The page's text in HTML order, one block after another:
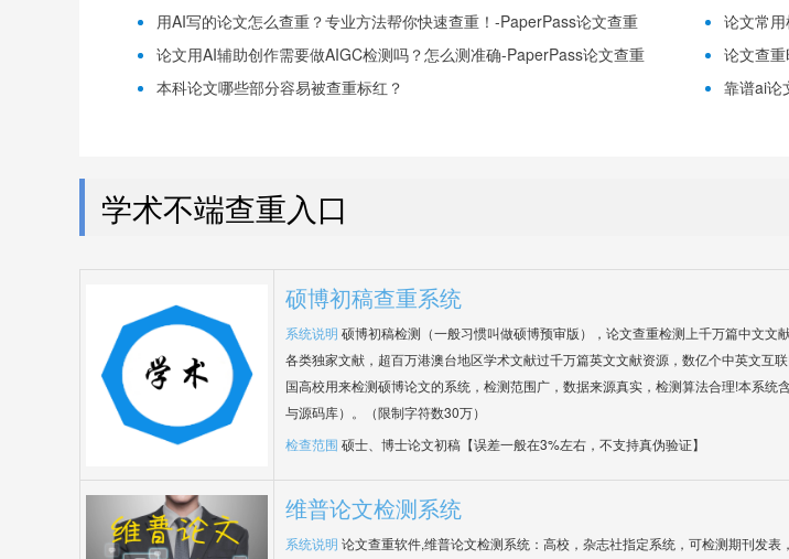
用AI写的论文怎么查重？专业方法帮你快速查重！-PaperPass论文查重
论文常
论文用AI辅助创作需要做AIGC检测吗？怎么测准确-PaperPass论文查重
论文查
本科论文哪些部分容易被查重标红？
靠谱ai论
学术不端查重入口
硕博初稿查重系统
系统说明 硕博初稿检测（一般习惯叫做硕博预审版），论文查重检测上千万篇中文文
各类独家文献，超百万港澳台地区学术文献过千万篇英文文献资源，数亿个中英文互
国高校用来检测硕博论文的系统，检测范围广，数据来源真实，检测算法合理!本系统
与源码库）。（限制字符数30万）
检查范围 硕士、博士论文初稿【误差一般在3%左右，不支持真伪验证】
维普论文检测系统
系统说明 论文查重软件,维普论文检测系统：高校，杂志社指定系统，可检测期刊发表